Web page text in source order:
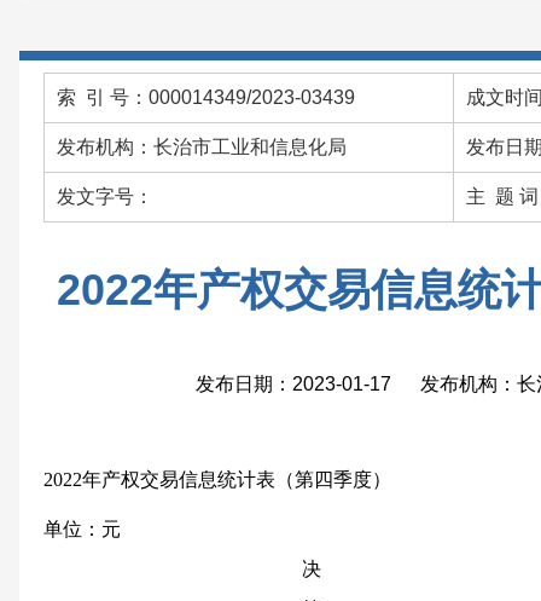
索 引 号：000014349/2023-03439 成文时
发布机构：长治市工业和信息化局 发布日
发文字号： 主 题 词
2022年产权交易信息统
发布日期：2023-01-17 发布机构：长
2022年产权交易信息统计表（第四季度）
单位：元
决